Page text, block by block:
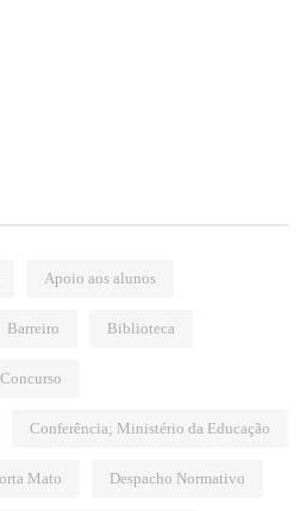
Apoio aos alunos
Barreiro Biblioteca
Concurso
Conferência; Ministério da Educação
Mato Despacho Normativo